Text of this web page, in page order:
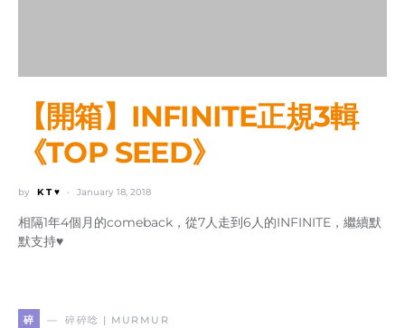
【開箱】INFINITE正規3輯
《TOP SEED》
by K T ♥ January 18, 2018
相隔1年4個月的comeback，從7人走到6人的INFINITE，繼續默
默支持♥
碎 碎碎唸 | MURMUR